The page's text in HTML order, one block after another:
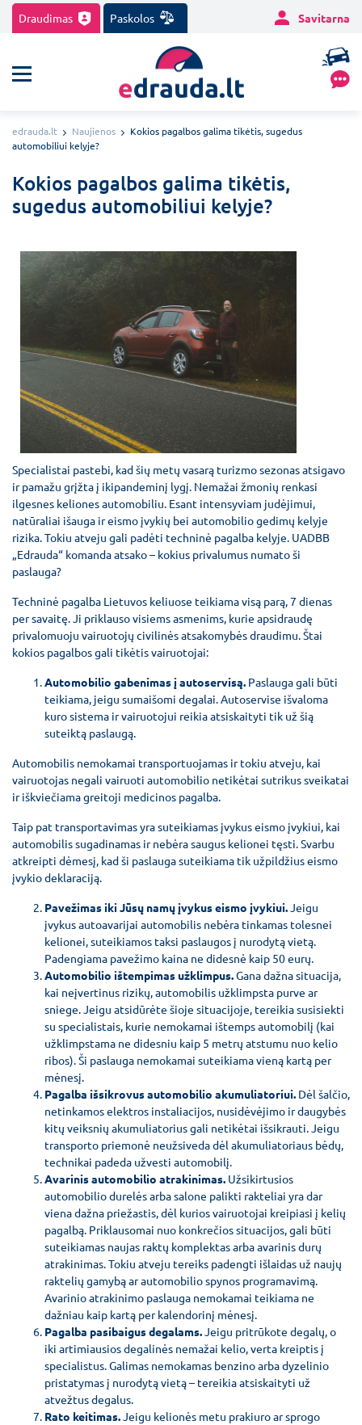
Draudimas Paskolos Savitarna
edrauda.lt Naujienos
Kokios pagalbos galima tikėtis, sugedus
automobiliui kelyje?
Kokios pagalbos galima tikėtis,
sugedus automobiliui kelyje?
Specialistai pastebi, kad šių metų vasarą turizmo sezonas atsigavo
ir pamažu grįžta į ikipandeminį lygį. Nemažai žmonių renkasi
ilgesnes keliones automobiliu. Esant intensyviam judėjimui,
natūraliai išauga ir eismo įvykių bei automobilio gedimų kelyje
rizika. Tokiu atveju gali padėti techninė pagalba kelyje. UADBB
„Edrauda“ komanda atsako – kokius privalumus numato ši
paslauga?
Techninė pagalba Lietuvos keliuose teikiama visą parą, 7 dienas
per savaitę. Ji priklauso visiems asmenims, kurie apsidraudę
privalomuoju vairuotojų civilinės atsakomybės draudimu. Štai
kokios pagalbos gali tikėtis vairuotojai:
Automobilio gabenimas į autoservisą. Paslauga gali būti
teikiama, jeigu sumaišomi degalai. Autoservise išvaloma
kuro sistema ir vairuotojui reikia atsiskaityti tik už šią
suteiktą paslaugą.
Automobilis nemokamai transportuojamas ir tokiu atveju, kai
vairuotojas negali vairuoti automobilio netikėtai sutrikus sveikatai
ir iškviečiama greitoji medicinos pagalba.
Taip pat transportavimas yra suteikiamas įvykus eismo įvykiui, kai
automobilis sugadinamas ir nebėra saugus kelionei tęsti. Svarbu
atkreipti dėmesį, kad ši paslauga suteikiama tik užpildžius eismo
įvykio deklaraciją.
Pavežimas iki Jūsų namų įvykus eismo įvykiui.Jeigu
įvykus autoavarijai automobilis nebėra tinkamas tolesnei
kelionei, suteikiamos taksi paslaugos į nurodytą vietą.
Padengiama pavežimo kaina ne didesnė kaip 50 eurų.
Automobilio ištempimas užklimpus.Gana dažna situacija,
kai neįvertinus rizikų, automobilis užklimpsta purve ar
sniege. Jeigu atsidūrėte šioje situacijoje, tereikia susisiekti
su specialistais, kurie nemokamai ištemps automobilį (kai
užklimpstama ne didesniu kaip 5 metrų atstumu nuo kelio
ribos). Ši paslauga nemokamai suteikiama vieną kartą per
mėnesį.
Pagalba išsikrovus automobilio akumuliatoriui. Dėl šalčio,
netinkamos elektros instaliacijos, nusidėvėjimo ir daugybės
kitų veiksnių akumuliatorius gali netikėtai išsikrauti. Jeigu
transporto priemonė neužsiveda dėl akumuliatoriaus bėdų,
technikai padeda užvesti automobilį.
Avarinis automobilio atrakinimas. Užsikirtusios
automobilio durelės arba salone palikti rakteliai yra dar
viena dažna priežastis, dėl kurios vairuotojai kreipiasi į kelių
pagalbą. Priklausomai nuo konkrečios situacijos, gali būti
suteikiamas naujas raktų komplektas arba avarinis durų
atrakinimas. Tokiu atveju tereiks padengti išlaidas už naujų
raktelių gamybą ar automobilio spynos programavimą.
Avarinio atrakinimo paslauga nemokamai teikiama ne
dažniau kaip kartą per kalendorinį mėnesį.
Pagalba pasibaigus degalams.Jeigu pritrūkote degalų, o
iki artimiausios degalinės nemažai kelio, verta kreiptis į
specialistus. Galimas nemokamas benzino arba dyzelinio
pristatymas į nurodytą vietą – tereikia atsiskaityti už
atvežtus degalus.
Rato keitimas.Jeigu kelionės metu prakiuro ar sprogo